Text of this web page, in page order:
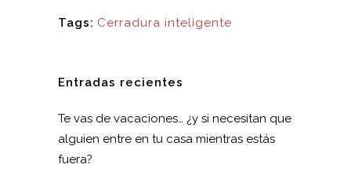
Tags: Cerradura inteligente
Entradas recientes
Te vas de vacaciones… ¿y si necesitan que
alguien entre en tu casa mientras estás
fuera?